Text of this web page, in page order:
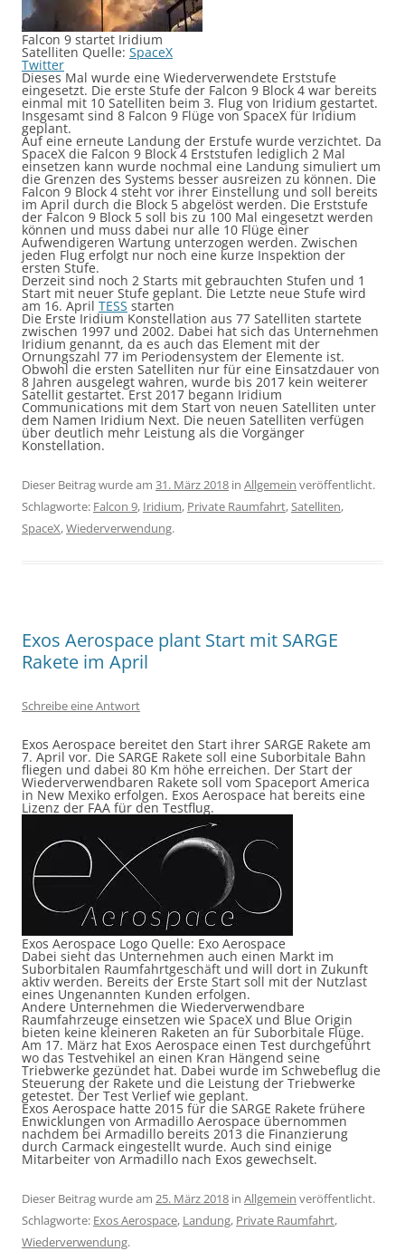
Falcon 9 startet Iridium
Satelliten Quelle: SpaceX
Twitter
Dieses Mal wurde eine Wiederverwendete Erststufe
eingesetzt. Die erste Stufe der Falcon 9 Block 4 war bereits
einmal mit 10 Satelliten beim 3. Flug von Iridium gestartet.
Insgesamt sind 8 Falcon 9 Flüge von SpaceX für Iridium
geplant.
Auf eine erneute Landung der Erstufe wurde verzichtet. Da
SpaceX die Falcon 9 Block 4 Erststufen lediglich 2 Mal
einsetzen kann wurde nochmal eine Landung simuliert um
die Grenzen des Systems besser ausreizen zu können. Die
Falcon 9 Block 4 steht vor ihrer Einstellung und soll bereits
im April durch die Block 5 abgelöst werden. Die Erststufe
der Falcon 9 Block 5 soll bis zu 100 Mal eingesetzt werden
können und muss dabei nur alle 10 Flüge einer
Aufwendigeren Wartung unterzogen werden. Zwischen
jeden Flug erfolgt nur noch eine kurze Inspektion der
ersten Stufe.
Derzeit sind noch 2 Starts mit gebrauchten Stufen und 1
Start mit neuer Stufe geplant. Die Letzte neue Stufe wird
am 16. April TESS starten
Die Erste Iridium Konstellation aus 77 Satelliten startete
zwischen 1997 und 2002. Dabei hat sich das Unternehmen
Iridium genannt, da es auch das Element mit der
Ornungszahl 77 im Periodensystem der Elemente ist.
Obwohl die ersten Satelliten nur für eine Einsatzdauer von
8 Jahren ausgelegt wahren, wurde bis 2017 kein weiterer
Satellit gestartet. Erst 2017 begann Iridium
Communications mit dem Start von neuen Satelliten unter
dem Namen Iridium Next. Die neuen Satelliten verfügen
über deutlich mehr Leistung als die Vorgänger
Konstellation.
Dieser Beitrag wurde am 31. März 2018 in Allgemein veröffentlicht.
Schlagworte: Falcon 9, Iridium, Private Raumfahrt,Satelliten,
SpaceX,Wiederverwendung.
Exos Aerospace plant Start mit SARGE
Rakete im April
Schreibe eine Antwort
Exos Aerospace bereitet den Start ihrer SARGE Rakete am
7. April vor. Die SARGE Rakete soll eine Suborbitale Bahn
fliegen und dabei 80 Km höhe erreichen. Der Start der
Wiederverwendbaren Rakete soll vom Spaceport America
in New Mexiko erfolgen. Exos Aerospace hat bereits eine
Lizenz der FAA für den Testflug.
Exos Aerospace Logo Quelle: Exo Aerospace
Dabei sieht das Unternehmen auch einen Markt im
Suborbitalen Raumfahrtgeschäft und will dort in Zukunft
aktiv werden. Bereits der Erste Start soll mit der Nutzlast
eines Ungenannten Kunden erfolgen.
Andere Unternehmen die Wiederverwendbare
Raumfahrzeuge einsetzen wie SpaceX und Blue Origin
bieten keine kleineren Raketen an für Suborbitale Flüge.
Am 17. März hat Exos Aerospace einen Test durchgeführt
wo das Testvehikel an einen Kran Hängend seine
Triebwerke gezündet hat. Dabei wurde im Schwebeflug die
Steuerung der Rakete und die Leistung der Triebwerke
getestet. Der Test Verlief wie geplant.
Exos Aerospace hatte 2015 für die SARGE Rakete frühere
Enwicklungen von Armadillo Aerospace übernommen
nachdem bei Armadillo bereits 2013 die Finanzierung
durch Carmack eingestellt wurde. Auch sind einige
Mitarbeiter von Armadillo nach Exos gewechselt.
Dieser Beitrag wurde am 25. März 2018 in Allgemein veröffentlicht.
Schlagworte: Exos Aerospace, Landung, Private Raumfahrt,
Wiederverwendung.